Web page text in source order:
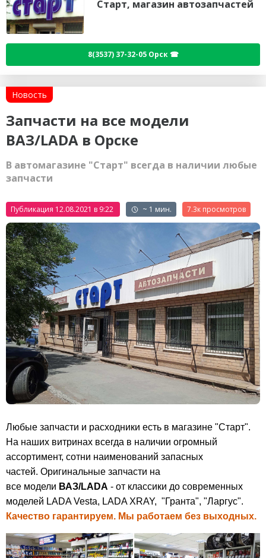
Старт, магазин автозапчастей
8(3537) 37-32-05 Орск ☎
Новость
Запчасти на все модели
ВАЗ/LADA в Орске
В автомагазине "Старт" всегда в наличии любые
запчасти
Публикация 12.08.2021 в 9:22 ~ 1 мин. 7.3к
Любые запчасти и расходники есть в магазине "Старт".
На наших витринах всегда в наличии огромный
ассортимент, сотни наименований запасных
частей. Оригинальные запчасти на
все модели ВАЗ/LADA - от классики до современных
моделей LADA Vesta, LADA XRAY, "Гранта", "Ларгус".
Качество гарантируем. Мы работаем без выходных.